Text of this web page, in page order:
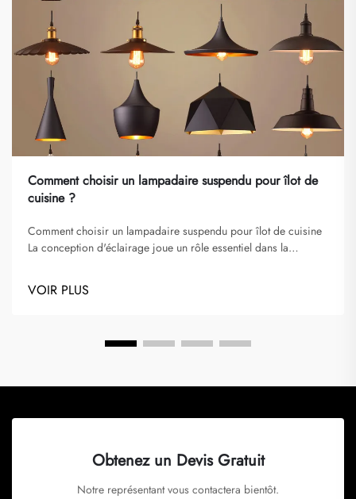
Comment choisir un lampadaire suspendu pour îlot de
cuisine ?
Comment choisir un lampadaire suspendu pour îlot de cuisine
La conception d'éclairage joue un rôle essentiel dans la
Parmi les différents types de luminaires, les lampadaires
suspendus comptent parmi les options les plus polyvalentes et
VOIR PLUS
Obtenez un Devis Gratuit
Notre représentant vous contactera bientôt.